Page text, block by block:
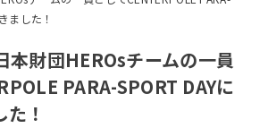
ました！
本財団HEROsチームの一員
PARA-SPORT DAYに
！